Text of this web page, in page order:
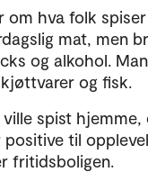
om hva folk
mat, men
og alkohol.
og fisk.
spist hjemme,
til
fritidsboligen.